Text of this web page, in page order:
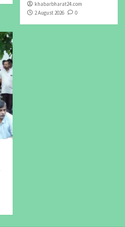
khabarbharat24.com
2 August 2026
0